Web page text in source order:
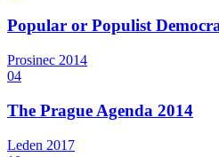
Popular or Populist
Prosinec 2014
04
The Prague Agenda 2014
Leden 2017